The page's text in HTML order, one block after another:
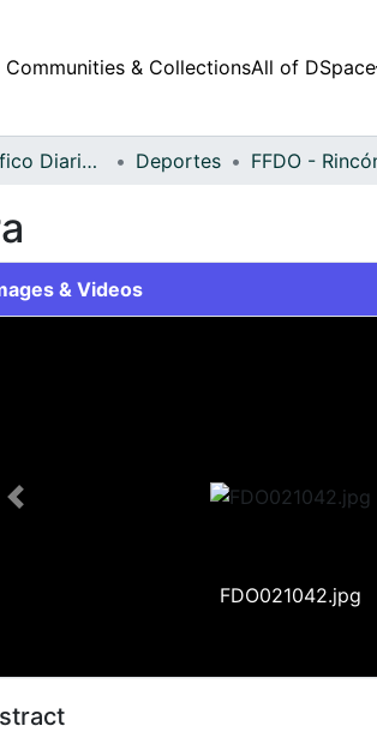
Communities & CollectionsAll of DSpace
Fondo Fotográfico Diario Occidente Deportes
& Videos
FDO021042.jpg
Previous